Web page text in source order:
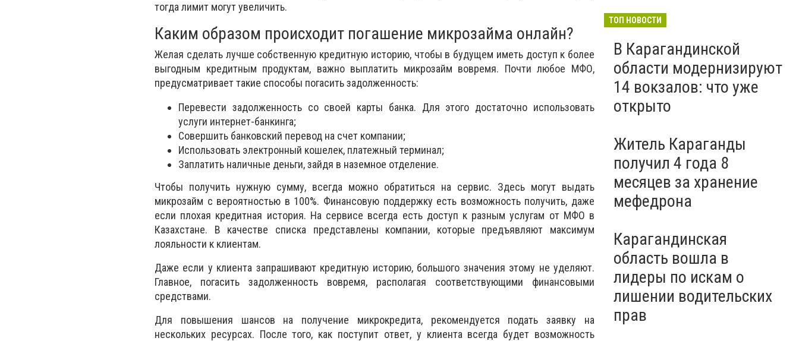
тогда лимит могут увеличить.
Каким образом происходит погашение микрозайма онлайн?
Желая сделать лучше собственную кредитную историю, чтобы в будущем иметь доступ к более
выгодным кредитным продуктам, важно выплатить микрозайм вовремя. Почти любое МФО,
предусматривает такие способы погасить задолженность:
Перевести задолженность со своей карты банка. Для этого достаточно использовать
услуги интернет-банкинга;
Совершить банковский перевод на счет компании;
Использовать электронный кошелек, платежный терминал;
Заплатить наличные деньги, зайдя в наземное отделение.
Чтобы получить нужную сумму, всегда можно обратиться на сервис. Здесь могут выдать
микрозайм с вероятностью в 100%. Финансовую поддержку есть возможность получить, даже
если плохая кредитная история. На сервисе всегда есть доступ к разным услугам от МФО в
Казахстане. В качестве списка представлены компании, которые предъявляют максимум
лояльности к клиентам.
Даже если у клиента запрашивают кредитную историю, большого значения этому не уделяют.
Главное, погасить задолженность вовремя, располагая соответствующими финансовыми
средствами.
Для повышения шансов на получение микрокредита, рекомендуется подать заявку на
нескольких ресурсах. После того, как поступит ответ, у клиента всегда будет возможность
бизнес
ТОП НОВОСТИ
В Карагандинской
области модернизируют
14 вокзалов: что уже
открыто
Житель Караганды
получил 4 года 8
месяцев за хранение
мефедрона
Карагандинская
область вошла в
лидеры по искам о
лишении водительских
прав